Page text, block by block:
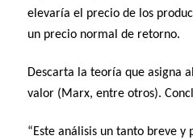
elevaría el precio de los
un precio normal de retorno.
Descarta la teoría que asigna
valor (Marx, entre otros).
“Este análisis un tanto breve y